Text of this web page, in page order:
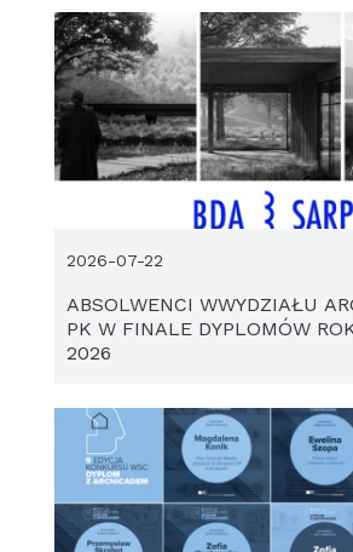
ABSOLWENCI WWYDZIAŁU
PK W FINALE DYPLOMÓW
2026
2026-07-22